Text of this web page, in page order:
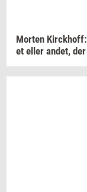
Mor­ten Kirck­hoff:
et eller andet,